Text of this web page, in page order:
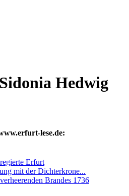
Hedwig
lese.de:
Erfurt
mit der Dichterkrone...
Brandes 1736